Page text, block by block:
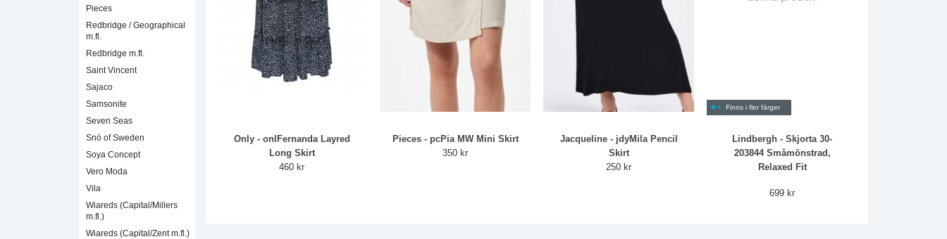
Pieces
Redbridge / Geographical
m.fl.
Redbridge m.fl.
Saint Vincent
Sajaco
Samsonite
Seven Seas
Snö of Sweden
Soya Concept
Vero Moda
Vila
Wiareds (Capital/Millers
m.fl.)
Wiareds (Capital/Zent m.fl.)
Only - onlFernanda Layred
Long Skirt
460 kr
Pieces - pcPia MW Mini Skirt
350 kr
Jacqueline - jdyMila Pencil
Skirt
250 kr
Finns i fler färger
Lindbergh - Skjorta 30-
203844 Småmönstrad,
Relaxed Fit
699 kr